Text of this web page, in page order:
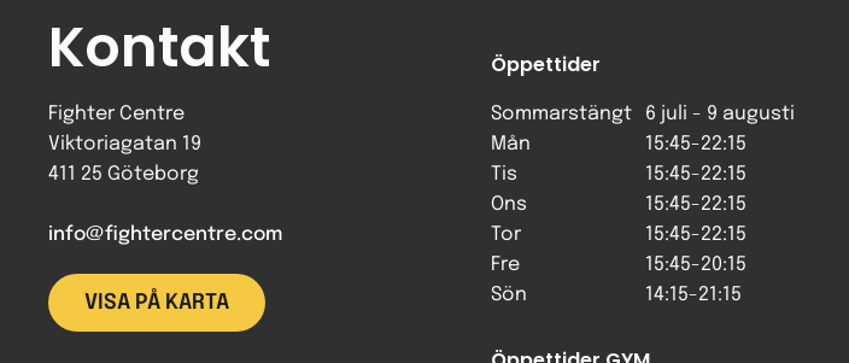
Kontakt
Fighter Centre
Viktoriagatan 19
411 25 Göteborg
info@fightercentre.com
VISA PÅ KARTA
Öppettider
Sommarstängt
6 juli - 9 augusti
Mån
15:45-22:15
Tis
15:45-22:15
Ons
15:45-22:15
Tor
15:45-22:15
Fre
15:45-20:15
Sön
14:15-21:15